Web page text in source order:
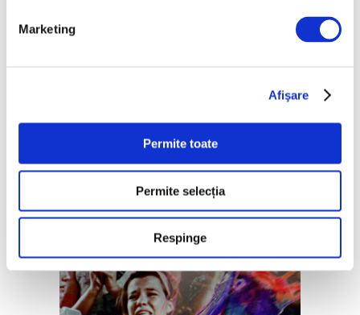
Marketing
Afişare
Permite toate
Permite selecția
Respinge
inutilitatea morții, la pictorii
6 August 2026